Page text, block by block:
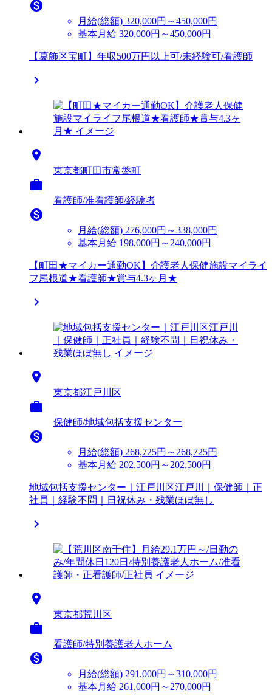

月給(総額) 320,000円～450,000円
基本月給 320,000円～450,000円
【葛飾区宝町】年収500万円以上可/未経験可/看護師


東京都町田市常盤町

看護師/准看護師/経験者

月給(総額) 276,000円～338,000円
基本月給 198,000円～240,000円
【町田★マイカー通勤OK】介護老人保健施設マイライ
フ尾根道★看護師★賞与4.3ヶ月★


東京都江戸川区

保健師/地域包括支援センター

月給(総額) 268,725円～268,725円
基本月給 202,500円～202,500円
地域包括支援センター｜江戸川区江戸川｜保健師｜正
社員｜経験不問｜日祝休み・残業ほぼ無し


東京都荒川区

看護師/特別養護老人ホーム

月給(総額) 291,000円～310,000円
基本月給 261,000円～270,000円